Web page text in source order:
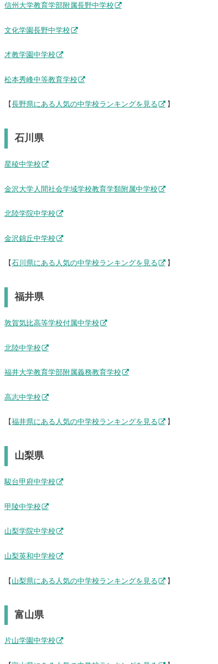
信州大学教育学部附属長野中学校
文化学園長野中学校
才教学園中学校
松本秀峰中等教育学校
【 長野県にある人気の中学校ランキングを見る 】
石川県
星稜中学校
金沢大学人間社会学域学校教育学類附属中学校
北陸学院中学校
金沢錦丘中学校
【 石川県にある人気の中学校ランキングを見る 】
福井県
敦賀気比高等学校付属中学校
北陸中学校
福井大学教育学部附属義務教育学校
高志中学校
【 福井県にある人気の中学校ランキングを見る 】
山梨県
駿台甲府中学校
甲陵中学校
山梨学院中学校
山梨英和中学校
【 山梨県にある人気の中学校ランキングを見る 】
富山県
片山学園中学校